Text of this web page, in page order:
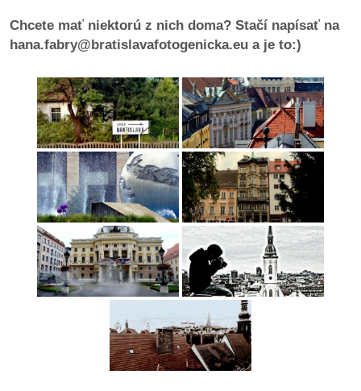
zákony
kauzy
konania
stavebné
konania
pripomienkové
konania
Chcete mať niektorú z nich doma? Stačí napísať na
hana.fabry@bratislavafotogenicka.eu a je to:)